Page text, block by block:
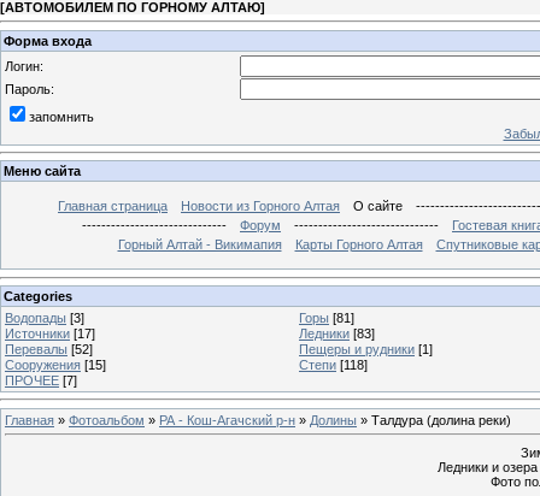
[АВТОМОБИЛЕМ ПО ГОРНОМУ АЛТАЮ]
Форма входа
Логин:
Пароль:
запомнить
Меню сайта
Главная страница Новости из Горного Алтая О сайте
------------------------------
Форум ------------------------------
Гостевая
Горный Алтай - Викимапия
Карты Горного Алтая Спутниковые
Categories
Водопады [3] Горы [81]
Источники [17] Ледники [83]
Перевалы [52] Пещеры и рудники [1]
Сооружения [15] Степи [118]
ПРОЧЕЕ [7]
Главная » Фотоальбом » РА - Кош-Агачский р-н » Долины » Талдура (долина реки)
Ледники и
Фото